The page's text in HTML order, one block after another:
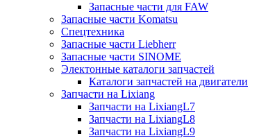
Запасные части для FAW
Запасные части Komatsu
Спецтехника
Запасные части Liebherr
Запасные части SINOME
Электонные каталоги запчастей
Каталоги запчастей на двигатели
Запчасти на Lixiang
Запчасти на LixiangL7
Запчасти на LixiangL8
Запчасти на LixiangL9